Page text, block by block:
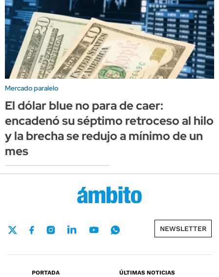
Mercado paralelo
El dólar blue no para de caer:
encadenó su séptimo retroceso al hilo
y la brecha se redujo a mínimo de un
mes
NEWSLETTER
PORTADA
ÚLTIMAS NOTICIAS